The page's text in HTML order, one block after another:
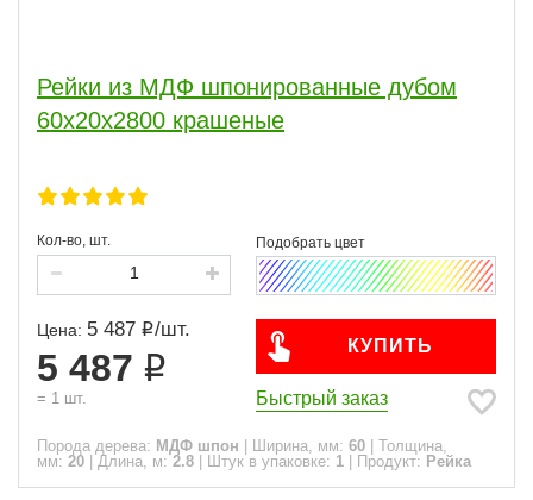
Рейки из МДФ шпонированные дубом
60х20х2800 крашеные
Кол-во, шт.
Цена: 5 487 /шт.
5 487
= 1 шт.
КУПИТЬ
Быстрый заказ
Порода дерева: МДФ шпон Ширина, мм: 60
Толщина,
мм: 20 Длина, м: 2.8 Штук в упаковке: 1 Продукт: Рейка